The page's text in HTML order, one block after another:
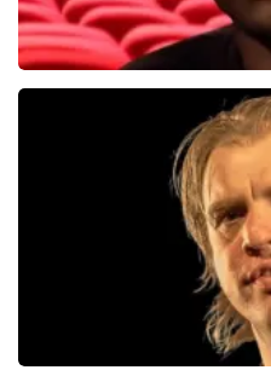
Jandino Asporaat
499+reviews
BEKIJKEN